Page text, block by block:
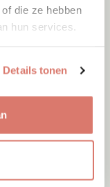
die ze hebben
hun services.
Details tonen